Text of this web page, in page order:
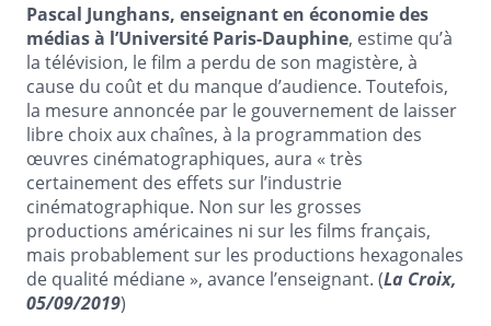
Pascal Junghans, enseignant en économie des
médias à l’Université Paris-Dauphine, estime qu’à
la télévision, le film a perdu de son magistère, à
cause du coût et du manque d’audience. Toutefois,
la mesure annoncée par le gouvernement de laisser
libre choix aux chaînes, à la programmation des
œuvres cinématographiques, aura « très
certainement des effets sur l’industrie
cinématographique. Non sur les grosses
productions américaines ni sur les films français,
mais probablement sur les productions hexagonales
de qualité médiane », avance l’enseignant. (La Croix,
05/09/2019)